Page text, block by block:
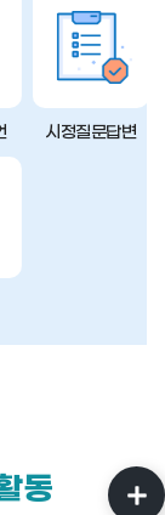
시정질문답변
동